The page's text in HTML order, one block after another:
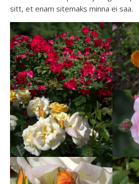
sitt, et enam sitemaks minna ei saa.